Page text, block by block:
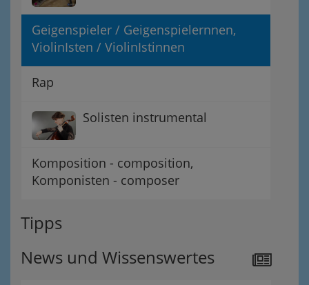
Geigenspieler / Geigenspielernnen,
ViolinIsten / ViolinIstinnen
Rap
Solisten instrumental
Komposition - composition,
Komponisten - composer
Tipps
News und Wissenswertes